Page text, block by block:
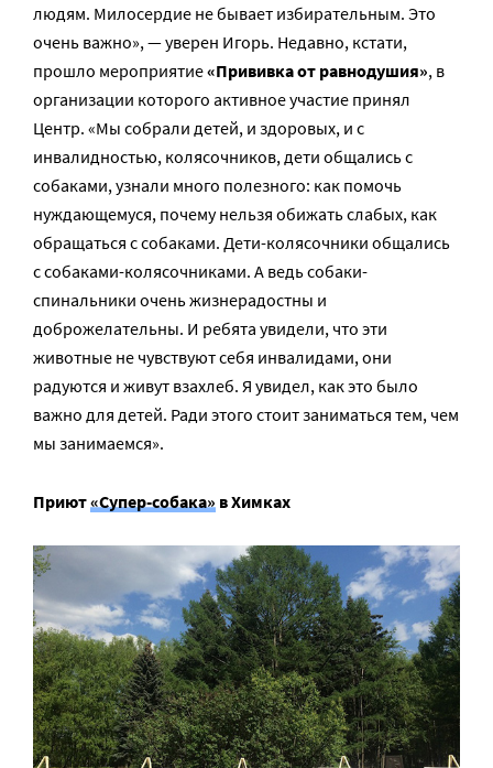
людям. Милосердие не бывает избирательным. Это
очень важно», — уверен Игорь. Недавно, кстати,
прошло мероприятие«Прививка от равнодушия», в
организации которого активное участие принял
Центр. «Мы собрали детей, и здоровых, и с
инвалидностью, колясочников, дети общались с
собаками, узнали много полезного: как помочь
нуждающемуся, почему нельзя обижать слабых, как
обращаться с собаками. Дети-колясочники общались
с собаками-колясочниками. А ведь собаки-
спинальники очень жизнерадостны и
доброжелательны. И ребята увидели, что эти
животные не чувствуют себя инвалидами, они
радуются и живут взахлеб. Я увидел, как это было
важно для детей. Ради этого стоит заниматься тем, чем
мы занимаемся».
Приют«Супер-собака» в Химках